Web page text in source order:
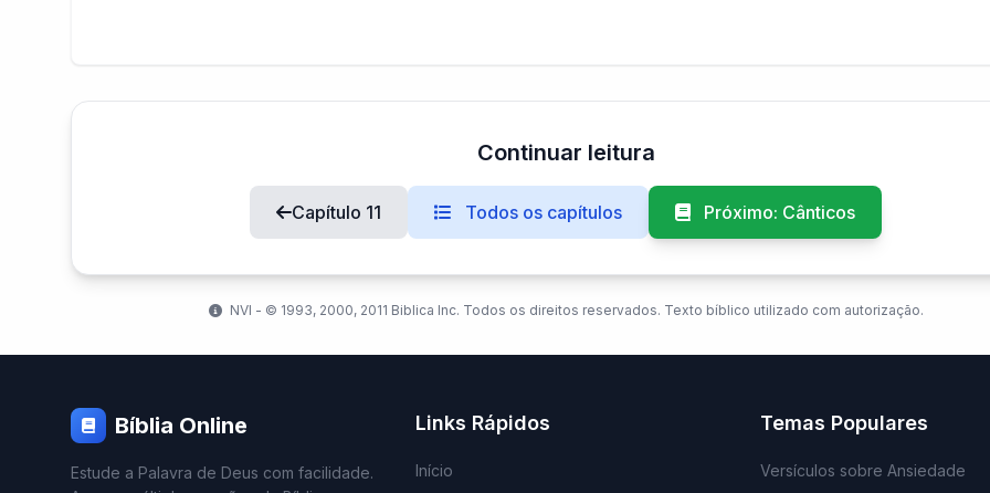
Continuar leitura
Capítulo 11 Todos os capítulos Próximo: Cânticos
NVI - ©️ 1993, 2000, 2011 Biblica Inc. Todos os direitos reservados. Texto bíblico utilizado com autorização.
Bíblia Online
Estude a Palavra de Deus com facilidade.
Links Rápidos
Início
Temas Populares
Versículos sobre Ansiedade